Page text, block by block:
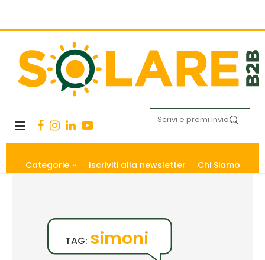
Categorie Iscriviti alla newsletter Chi Siamo
TAG: simoni